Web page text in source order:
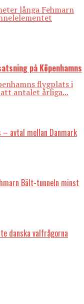
långa Fehmarn
på Köpenhamns
flygplats i
antalet årliga...
avtal mellan Danmark
Bält-tunneln minst
danska valfrågorna